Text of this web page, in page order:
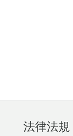
法律法規